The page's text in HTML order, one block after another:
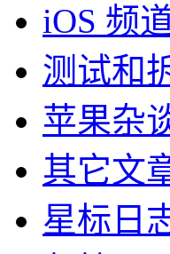
iOS 频
测试和
苹果杂
其它文
星标日